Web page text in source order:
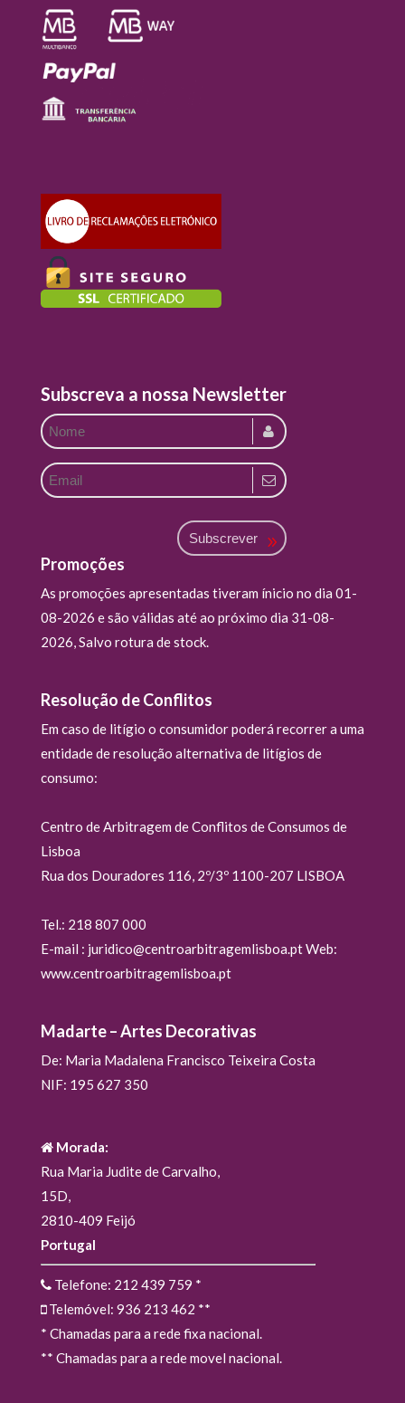
Subscreva a nossa Newsletter
Subscrever
Promoções
As promoções apresentadas tiveram ínicio no dia 01-
08-2026 e são válidas até ao próximo dia 31-08-
2026, Salvo rotura de stock.
Resolução de Conflitos
Em caso de litígio o consumidor poderá recorrer a uma
entidade de resolução alternativa de litígios de
consumo:
Centro de Arbitragem de Conflitos de Consumos de
Lisboa
Rua dos Douradores 116, 2º/3º 1100-207 LISBOA
Tel.: 218 807 000
E-mail : juridico@centroarbitragemlisboa.pt Web:
www.centroarbitragemlisboa.pt
Madarte – Artes Decorativas
De: Maria Madalena Francisco Teixeira Costa
NIF: 195 627 350
Morada:
Rua Maria Judite de Carvalho,
15D,
2810-409 Feijó
Portugal
Telefone: 212 439 759 *
Telemóvel: 936 213 462 **
* Chamadas para a rede fixa nacional.
** Chamadas para a rede movel nacional.